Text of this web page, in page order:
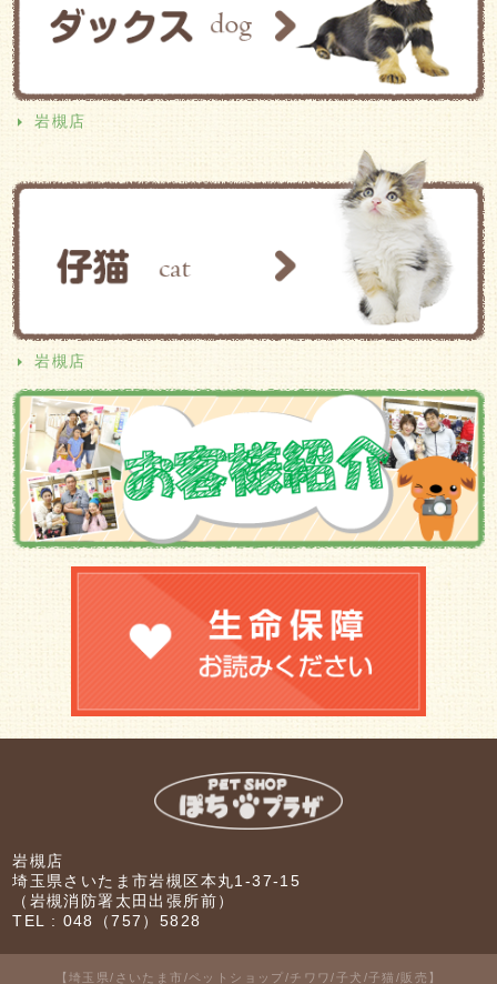
岩槻店
岩槻店
岩槻店
埼玉県さいたま市岩槻区本丸1-37-15
（岩槻消防署太田出張所前）
TEL : 048（757）5828
【埼玉県/さいたま市/ペットショップ/チワワ/子犬/子猫/販売】